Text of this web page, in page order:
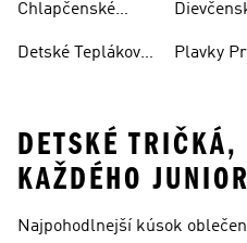
Chlapčenské
Detské Teplákové
Plavky
DETSKÉ TRIČKÁ,
KAŽDÉHO
Najpohodlnejší kúsok